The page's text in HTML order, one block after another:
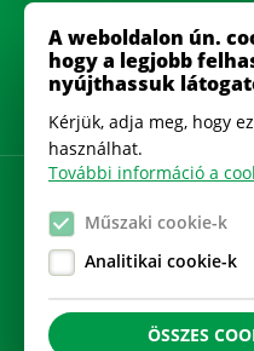
Gyakran
Cookie
A weboldalon ún.
hogy a legjobb
nyújthassuk
Kérjük, adja meg, hogy
használhat.
További információ a
Műszaki cookie-k
Analitikai cookie-k
ÖSSZES